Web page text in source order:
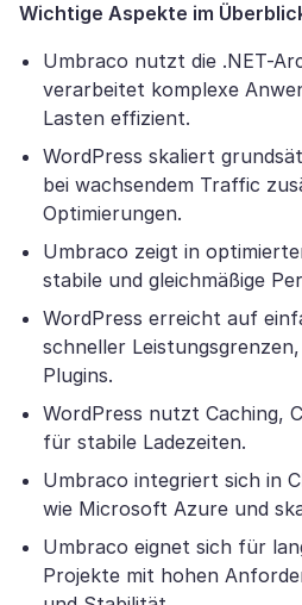
Wichtige Aspekte im
Umbraco nutzt die .NET-
verarbeitet komplexe
Lasten effizient.
WordPress skaliert
bei wachsendem Traffic
Optimierungen.
Umbraco zeigt in
stabile und gleichmäßige
WordPress erreicht auf
schneller
Plugins.
WordPress nutzt Caching,
für stabile Ladezeiten.
Umbraco integriert sich in
wie Microsoft Azure und
Umbraco eignet sich für
Projekte mit hohen